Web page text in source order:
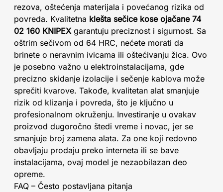
rezova, oštećenja materijala i povećanog rizika od
povreda. Kvalitetna klešta sečice kose ojačane 74
02 160 KNIPEX garantuju preciznost i sigurnost. Sa
oštrim sečivom od 64 HRC, nećete morati da
brinete o neravnim ivicama ili oštećivanju žica. Ovo
je posebno važno u elektroinstalacijama, gde
precizno skidanje izolacije i sečenje kablova može
sprečiti kvarove. Takođe, kvalitetan alat smanjuje
rizik od klizanja i povreda, što je ključno u
profesionalnom okruženju. Investiranje u ovakav
proizvod dugoročno štedi vreme i novac, jer se
smanjuje broj zamena alata. Za one koji redovno
obavljaju prodaju preko interneta ili se bave
instalacijama, ovaj model je nezaobilazan deo
opreme.
FAQ – Često postavljana pitanja